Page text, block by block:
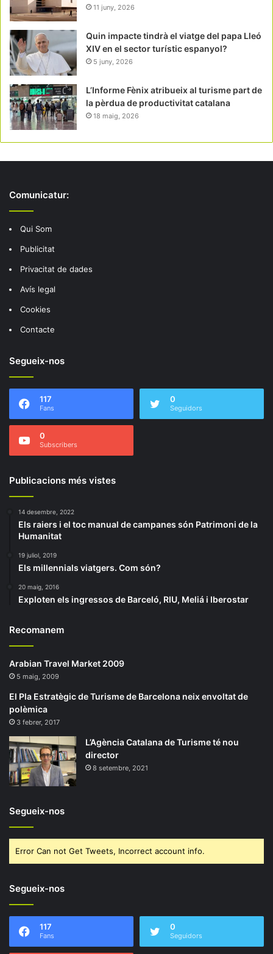
11 juny, 2026
Quin impacte tindrà el viatge del papa Lleó
XIV en el sector turístic espanyol?
5 juny, 2026
L’Informe Fènix atribueix al turisme part de
la pèrdua de productivitat catalana
18 maig, 2026
Comunicatur:
Qui Som
Publicitat
Privacitat de dades
Avís legal
Cookies
Contacte
Segueix-nos
117
Fans
0
Seguidors
0
Subscribers
Publicacions més vistes
14 desembre, 2022
Els raiers i el toc manual de campanes són Patrimoni de la
Humanitat
19 juliol, 2019
Els millennials viatgers. Com són?
20 maig, 2016
Exploten els ingressos de Barceló, RIU, Meliá i Iberostar
Recomanem
Arabian Travel Market 2009
5 maig, 2009
El Pla Estratègic de Turisme de Barcelona neix envoltat de
polèmica
3 febrer, 2017
L’Agència Catalana de Turisme té nou
director
8 setembre, 2021
Segueix-nos
Error Can not Get Tweets, Incorrect account info.
Segueix-nos
117
Fans
0
Seguidors